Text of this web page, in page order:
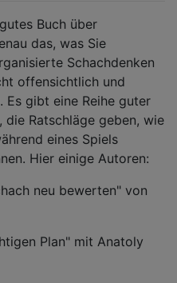
Buch über
das, was Sie
Schachdenken
offensichtlich und
gibt eine Reihe guter
die Ratschläge geben, wie
eines Spiels
Hier einige Autoren:
neu bewerten" von
Plan" mit Anatoly